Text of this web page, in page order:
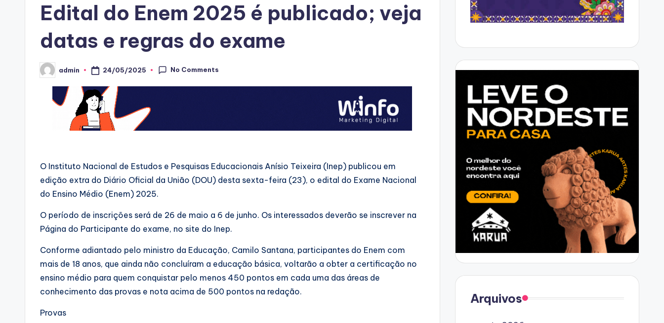
Edital do Enem 2025 é publicado; veja
datas e regras do exame
Posted
by
admin 24/05/2025 No Comments
O Instituto Nacional de Estudos e Pesquisas Educacionais Anísio Teixeira (Inep) publicou em
edição extra do Diário Oficial da União (DOU) desta sexta-feira (23), o edital do Exame Nacional
do Ensino Médio (Enem) 2025.
O período de inscrições será de 26 de maio a 6 de junho. Os interessados deverão se inscrever na
Página do Participante do exame, no site do Inep.
Conforme adiantado pelo ministro da Educação, Camilo Santana, participantes do Enem com
mais de 18 anos, que ainda não concluíram a educação básica, voltarão a obter a certificação no
ensino médio para quem conquistar pelo menos 450 pontos em cada uma das áreas de
conhecimento das provas e nota acima de 500 pontos na redação.
Provas
Arquivos